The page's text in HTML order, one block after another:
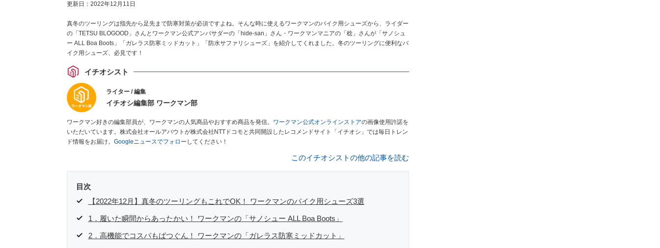
更新日： 2022年12月11日
真冬のツーリングは指先から足先まで防寒対策が必須ですよね。そんな時に使えるワークマンのバイク用シューズから、ライダー
の「TETSU BLOGOOD」さんとワークマン公式アンバサダーの「hide-san」さん・ワークマンマニアの「稔」さんが「サノシュ
ー ALL Boa Boots」「ガレラス防寒ミッドカット」「防水サファリシューズ」を紹介してくれました。冬のツーリングに便利なバ
イク用シューズ、必見です！
イチオシスト
ライター / 編集
イチオシ編集部 ワークマン部
ワークマン好きの編集部員が、ワークマンの人気商品やおすすめ商品を発信。 ワークマン公式オンラインストアの画像使用許諾を
いただいています。株式会社オールアバウトが株式会社NTTドコモと共同開設したレコメンドサイト「イチオシ」では毎日トレン
ド情報をお届け。 Googleニュースでフォロー してください！
このイチオシストの他の記事を読む
目次
【2022年12月】真冬のツーリングもこれでOK！ ワークマンのバイク用シューズ3選
1．履いた瞬間からあったかい！ ワークマンの「サノシュー ALL Boa Boots」
2．高機能でコスパもばつぐん！ ワークマンの「ガレラス防寒ミッドカット」